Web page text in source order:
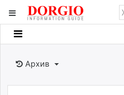
Мэдээллийн
Банк санхүү
Бизнес ААН
Архив